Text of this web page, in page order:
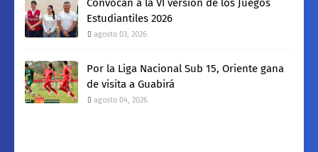
Convocan a la VI versión de los Juegos
Estudiantiles 2026
agosto 03, 2026
Por la Liga Nacional Sub 15, Oriente gana
de visita a Guabirá
agosto 04, 2026